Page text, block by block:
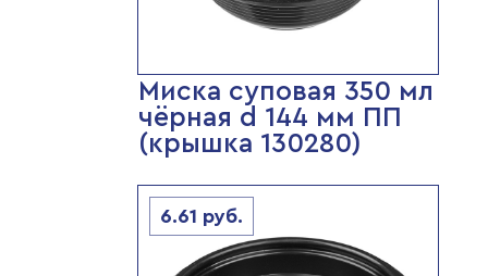
Миска суповая 350 мл
чёрная d 144 мм ПП
(крышка 130280)
6.61 руб.